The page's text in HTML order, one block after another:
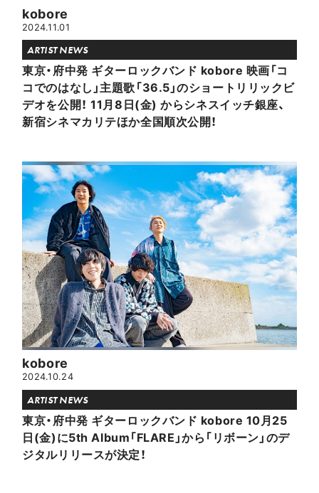
kobore
2024.11.01
ARTIST NEWS
東京・府中発 ギターロックバンド kobore 映画「コ
コでのはなし」主題歌「36.5」のショートリリックビ
デオを公開！ 11月8日(金) からシネスイッチ銀座、
新宿シネマカリテほか全国順次公開！
kobore
2024.10.24
ARTIST NEWS
東京・府中発 ギターロックバンド kobore 10月25
日(金)に5th Album「FLARE」から「リボーン」のデ
ジタルリリースが決定！